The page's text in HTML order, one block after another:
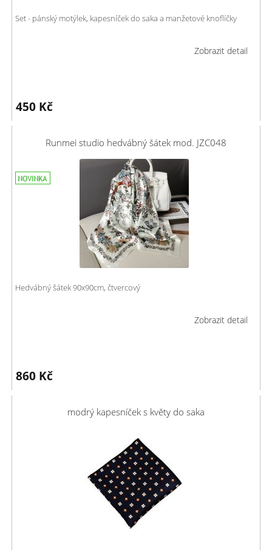
Set - pánský motýlek, kapesníček do saka a manžetové knoflíčky
Zobrazit detail
450 Kč
Runmei studio hedvábný šátek mod. JZC048
Hedvábný šátek 90x90cm, čtvercový
Zobrazit detail
860 Kč
modrý kapesníček s květy do saka